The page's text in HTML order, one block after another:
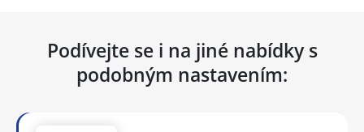
Podívejte se i na jiné nabídky s
podobným nastavením: